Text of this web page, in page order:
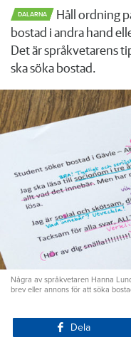
DALARNA
Håll ordning
bostad i andra hand
Det är språkvetarens
ska söka bostad.
Några av språkvetaren Hanna
brev eller annons för att söka
Dela